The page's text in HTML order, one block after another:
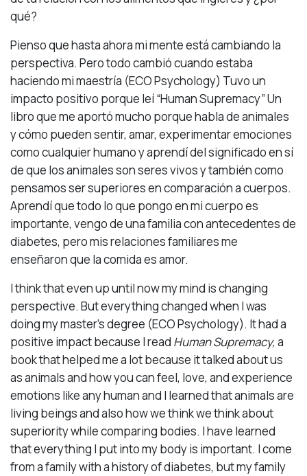
qué?
Pienso que hasta ahora mi mente está cambiando la
perspectiva. Pero todo cambió cuando estaba
haciendo mi maestría (ECO Psychology) Tuvo un
impacto positivo porque leí “Human Supremacy” Un
libro que me aportó mucho porque habla de animales
y cómo pueden sentir, amar, experimentar emociones
como cualquier humano y aprendí del significado en sí
de que los animales son seres vivos y también como
pensamos ser superiores en comparación a cuerpos.
Aprendí que todo lo que pongo en mi cuerpo es
importante, vengo de una familia con antecedentes de
diabetes, pero mis relaciones familiares me
enseñaron que la comida es amor.
I think that even up until now my mind is changing
perspective. But everything changed when I was
doing my master’s degree (ECO Psychology). It had a
positive impact because I read Human Supremacy, a
book that helped me a lot because it talked about us
as animals and how you can feel, love, and experience
emotions like any human and I learned that animals are
living beings and also how we think we think about
superiority while comparing bodies. I have learned
that everything I put into my body is important. I come
from a family with a history of diabetes, but my family